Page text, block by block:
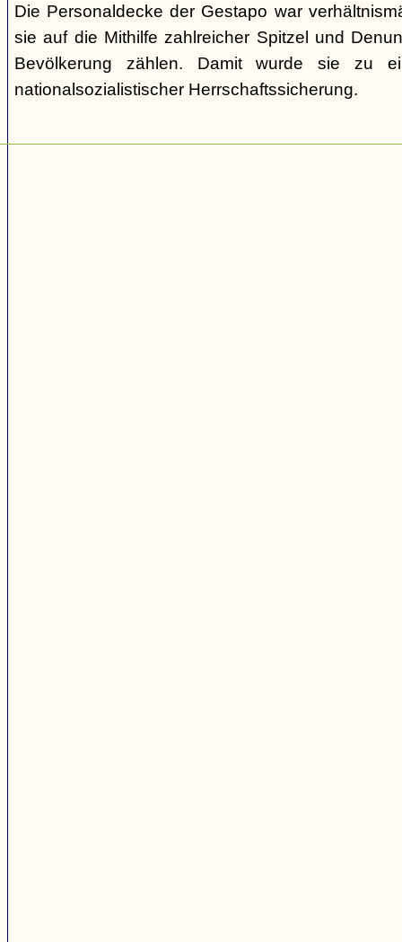
Die Personaldecke der Gestapo war
sie auf die Mithilfe zahlreicher Spitzel und
Bevölkerung zählen. Damit wurde sie zu
nationalsozialistischer Herrschaftssicherung.